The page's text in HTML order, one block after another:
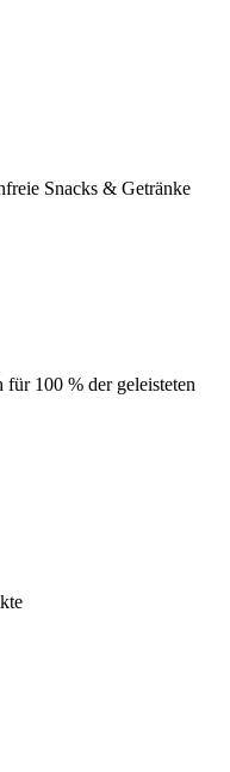
Snacks & Getränke
100 % der geleisteten